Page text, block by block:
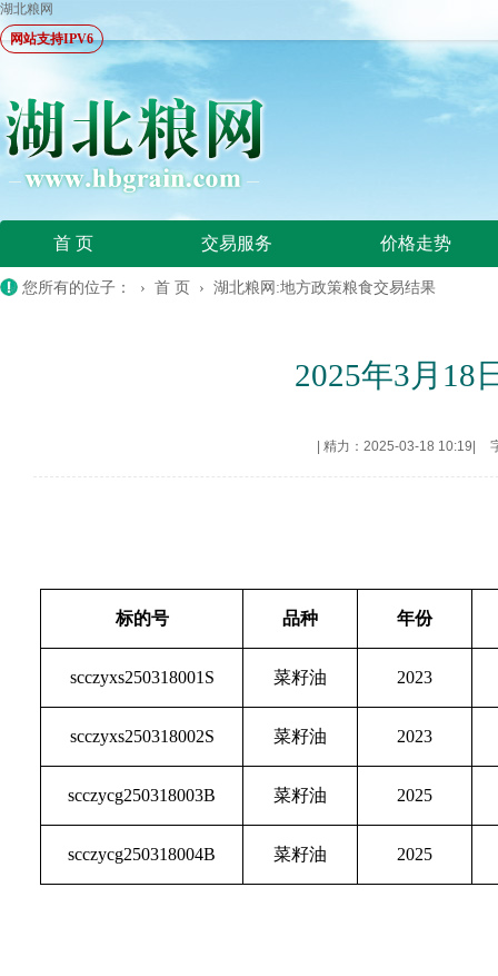
湖北粮网
网站支持IPV6
首 页 交易服务 价格走势
您所有的位子： › 首 页 › 湖北粮网:地方政策粮食交易结果
2025年3月18
精力：2025-03-18 10:19
标的号 品种 年份
scczyxs250318001S 菜籽油 2023
scczyxs250318002S 菜籽油 2023
scczycg250318003B 菜籽油 2025
scczycg250318004B 菜籽油 2025